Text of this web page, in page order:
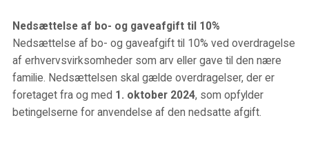
Nedsættelse af bo- og gaveafgift til 10%
Nedsættelse af bo- og gaveafgift til 10% ved overdragelse
af erhvervsvirksomheder som arv eller gave til den nære
familie. Nedsættelsen skal gælde overdragelser, der er
foretaget fra og med 1. oktober 2024, som opfylder
betingelserne for anvendelse af den nedsatte afgift.